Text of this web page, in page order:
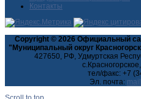
Контакты
Copyright © 2026 Официальный
"Муниципальный округ
427650, РФ, Удмуртская
тел/факс: +7
Эл. почта: